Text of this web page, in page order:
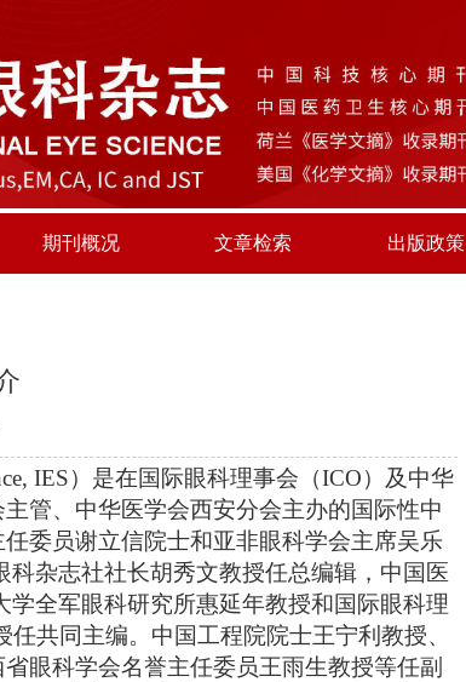
期刊概况 文章检索 出版政策
IES）是在国际眼科理事会（ICO）及中华
管、中华医学会西安分会主办的国际性中
委员谢立信院士和亚非眼科学会主席吴乐
科杂志社社长胡秀文教授任总编辑，中国医
学全军眼科研究所惠延年教授和国际眼科理
任共同主编。中国工程院院士王宁利教授、
眼科学会名誉主任委员王雨生教授等任副